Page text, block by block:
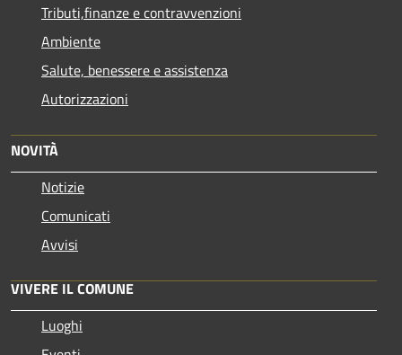
Tributi,finanze e contravvenzioni
Ambiente
Salute, benessere e assistenza
Autorizzazioni
NOVITÀ
Notizie
Comunicati
Avvisi
VIVERE IL COMUNE
Luoghi